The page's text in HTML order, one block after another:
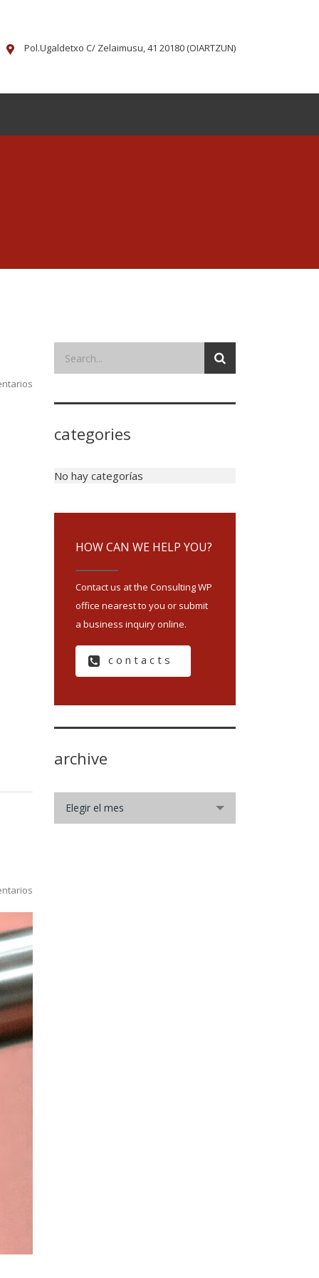
Pol.Ugaldetxo C/ Zelaimusu, 41 20180 (OIARTZUN)
categories
No hay categorías
HOW CAN WE HELP YOU?
Contact us at the Consulting WP
office nearest to you or submit
a business inquiry online.
contacts
archive
archive
Elegir el mes